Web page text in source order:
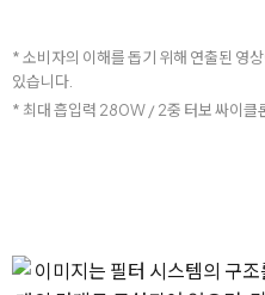
* 소비자의 이해를 돕기 위해 연출된 영
있습니다.
* 최대 흡입력 280W / 2중 터보 싸이클